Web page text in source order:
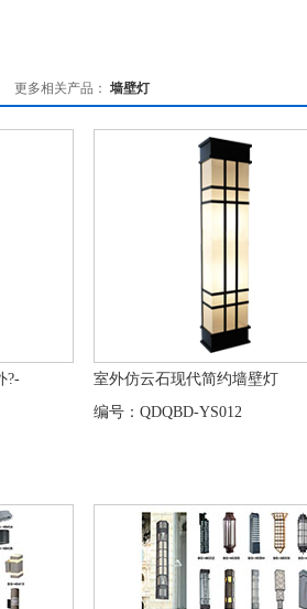
更多相关产品： 墙壁灯
?-
室外仿云石现代简约墙壁灯
编号：QDQBD-YS012